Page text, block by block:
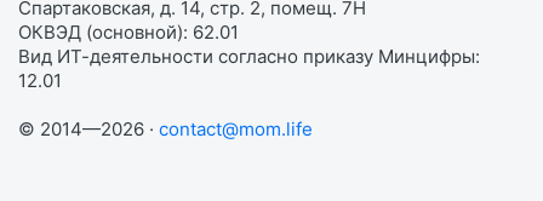
Спартаковская, д. 14, стр. 2, помещ. 7Н
ОКВЭД (основной): 62.01
Вид ИТ-деятельности согласно приказу Минцифры:
12.01
© 2014—2026 · contact@mom.life